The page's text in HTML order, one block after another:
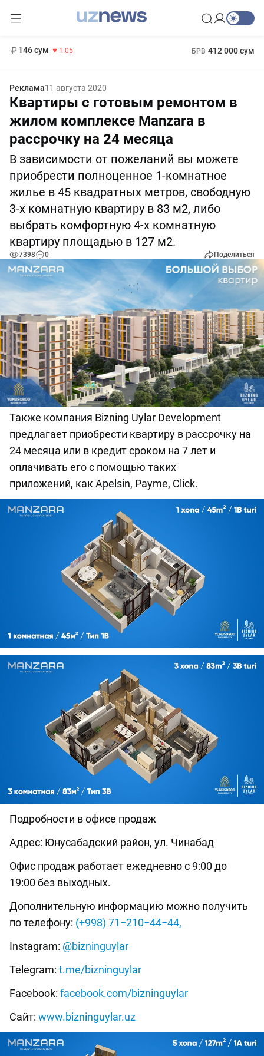
146 сум -1.05 БРВ 412 000 сум
Реклама11 августа 2020
Квартиры с готовым ремонтом в
жилом комплексе Manzara в
рассрочку на 24 месяца
В зависимости от пожеланий вы можете
приобрести полноценное 1-комнатное
жилье в 45 квадратных метров, свободную
3-х комнатную квартиру в 83 м2, либо
выбрать комфортную 4-х комнатную
квартиру площадью в 127 м2.
7398 0 Поделиться
Также компания Bizning Uylar Development
предлагает приобрести квартиру в рассрочку на
24 месяца или в кредит сроком на 7 лет и
оплачивать его с помощью таких
приложений, как Apelsin, Payme, Click.
Подробности в офисе продаж
Адрес: Юнусабадский район, ул. Чинабад
Офис продаж работает ежедневно с 9:00 до
19:00 без выходных.
Дополнительную информацию можно получить
по телефону: (+998) 71−210−44−44,
Instagram: @bizninguylar
Telegram: t.me/bizninguylar
Facebook: facebook.com/bizninguylar
Сайт: www.bizninguylar.uz